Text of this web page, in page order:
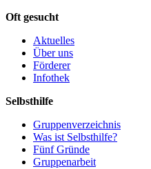
Oft gesucht
Aktuelles
Über uns
Förderer
Infothek
Selbsthilfe
Gruppenverzeichnis
Was ist Selbsthilfe?
Fünf Gründe
Gruppenarbeit